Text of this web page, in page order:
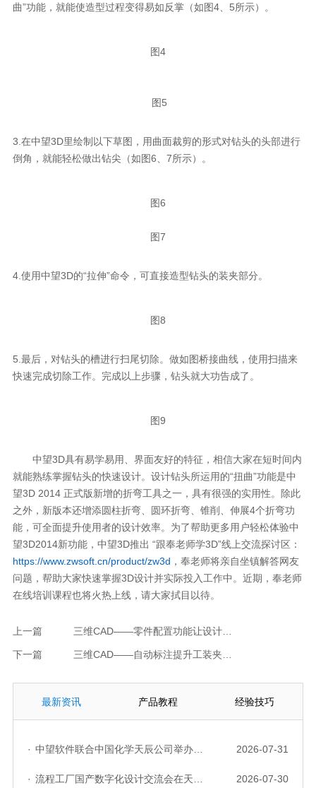
曲”功能，就能使造型过程变得易如反掌（如图4、5所示）。
图4
图5
3.在中望3D里绘制以下草图，用曲面裁剪的形式对钻头的头部进行
倒角，就能轻松做出钻尖（如图6、7所示）。
图6
图7
4.使用中望3D的“拉伸”命令，可直接造型钻头的装夹部分。
图8
5.最后，对钻头的槽进行扫尾切除。做如图桥接曲线，使用扫描来
快速完成切除工作。完成以上步骤，钻头就大功告成了。
图9
中望3D具有易学易用、界面友好的特征，相信大家在短时间内
就能熟练掌握钻头的快速设计。设计钻头所运用的“扭曲”功能是中
望3D 2014 正式版新增的折弯工具之一，具有很强的实用性。除此
之外，新版本还增添圆柱折弯、圆环折弯、锥削、伸展4个折弯功
能，可全面提升使用者的设计效率。为了帮助更多用户轻松体验中
望3D2014新功能，中望3D推出 “跟奉老师学3D”线上交流探讨区：
https://www.zwsoft.cn/product/zw3d ，奉老师将亲自坐镇解答网友
问题，帮助大家快速掌握3D设计并实际投入工作中。近期，奉老师
在线培训课程也将火热上线，请大家拭目以待。
上一篇 三维CAD——零件配置功能让设计事半功倍
下一篇 三维CAD——自动标注提升工装夹具CAD设计效率
最新资讯 产品教程 经验技巧
· 中望软件联合中国化学天辰公司举办“走进标杆企业”研讨会，共探流程工业数字化创新实践 2026-07-31
· 流程工厂国产数字化设计交流会在天津召开，中望自主CAD底座助力行业数字化转型实践获广泛关注 2026-07-30